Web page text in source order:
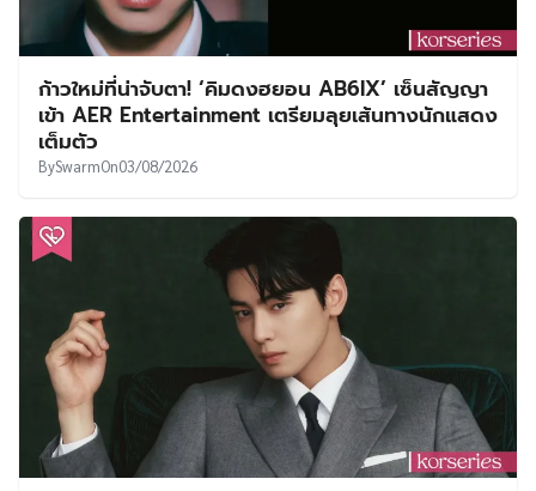
ก้าวใหม่ที่น่าจับตา! ‘คิมดงฮยอน AB6IX’ เซ็นสัญญา
เข้า AER Entertainment เตรียมลุยเส้นทางนักแสดง
เต็มตัว
BySwarmOn03/08/2026